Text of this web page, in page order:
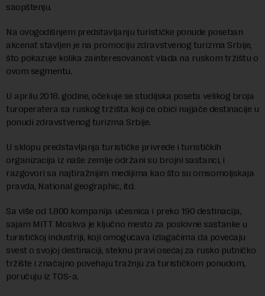
saopštenju.
Na ovogodišnjem predstavljanju turističke ponude poseban
akcenat stavljen je na promociju zdravstvenog turizma Srbije,
što pokazuje kolika zainteresovanost vlada na ruskom tržištu o
ovom segmentu.
U aprilu 2018. godine, očekuje se studijska poseta velikog broja
turoperatera sa ruskog tržišta koji će obići najjače destinacije u
ponudi zdravstvenog turizma Srbije.
U sklopu predstavljanja turističke privrede i turističkih
organizacija iz naše zemlje održani su brojni sastanci, i
razgovori sa najtiražnijim medijima kao što su omsomoljskaja
pravda, National geographic, itd.
Sa više od 1.800 kompanija učesnica i preko 190 destinacija,
sajam MITT Moskva je ključno mesto za poslovne sastanke u
turističkoj industriji, koji omogućava izlagačima da povećaju
svest o svojoj destinaciji, steknu pravi osećaj za rusko putničko
tržište i značajno povehaju tražnju za turističkom ponudom,
poručuju iz TOS-a.